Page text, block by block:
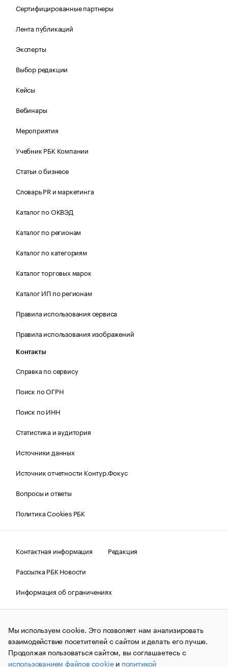
Сертифицированные партнеры
Лента публикаций
Эксперты
Выбор редакции
Кейсы
Вебинары
Мероприятия
Учебник РБК Компании
Статьи о бизнесе
Словарь PR и маркетинга
Каталог по ОКВЭД
Каталог по регионам
Каталог по категориям
Каталог торговых марок
Каталог ИП по регионам
Правила использования сервиса
Правила использования изображений
Контакты
Справка по сервису
Поиск по ОГРН
Поиск по ИНН
Статистика и аудитория
Источники данных
Источник отчетности Контур.Фокус
Вопросы и ответы
Политика Cookies РБК
Контактная информация
Редакция
Рассылка РБК Новости
Информация об ограничениях
Правовая информация
О соблюдении авторских прав
© АО «РОСБИЗНЕСКОНСАЛТИНГ»,1995–2026.Сообщения
и материалы информационного агентства «РБК»
(зарегистрировано Федеральной службой по надзору в сфере
связи, информационных технологий и массовых
коммуникаций (Роскомнадзор) 09.12.2015 за номером ИА
Мы используем cookie. Это позволяет нам анализировать
взаимодействие посетителей с сайтом и делать его лучше.
Продолжая пользоваться сайтом, вы соглашаетесь с
использованием файлов cookieи политикой